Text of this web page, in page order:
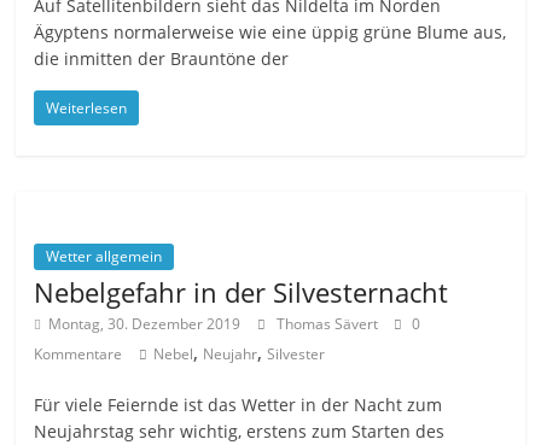
Auf Satellitenbildern sieht das Nildelta im Norden
Ägyptens normalerweise wie eine üppig grüne Blume aus,
die inmitten der Brauntöne der
Weiterlesen
Wetter allgemein
Nebelgefahr in der Silvesternacht
Montag, 30. Dezember 2019 Thomas Sävert
0
Kommentare
Nebel, Neujahr,Silvester
Für viele Feiernde ist das Wetter in der Nacht zum
Neujahrstag sehr wichtig, erstens zum Starten des